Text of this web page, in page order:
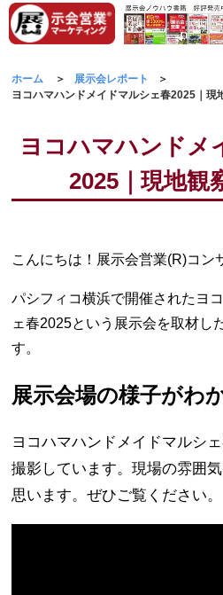
ホーム
展示会レポート
ヨコハマハンドメイドマルシェ春2025｜現
ヨコハマハンドメ
2025｜現地観
こんにちは！展示会営業(R)コン
パシフィコ横浜で開催されたヨ
ェ春2025という展示会を取材し
す。
展示会場の様子がわ
ヨコハマハンドメイドマルシ
撮影しています。現場の雰囲
思います。ぜひご覧ください。